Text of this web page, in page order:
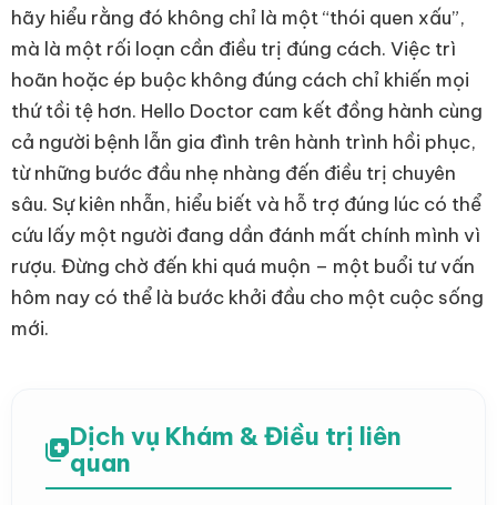
hãy hiểu rằng đó không chỉ là một “thói quen xấu”,
mà là một rối loạn cần điều trị đúng cách. Việc trì
hoãn hoặc ép buộc không đúng cách chỉ khiến mọi
thứ tồi tệ hơn. Hello Doctor cam kết đồng hành cùng
cả người bệnh lẫn gia đình trên hành trình hồi phục,
từ những bước đầu nhẹ nhàng đến điều trị chuyên
sâu. Sự kiên nhẫn, hiểu biết và hỗ trợ đúng lúc có thể
cứu lấy một người đang dần đánh mất chính mình vì
rượu. Đừng chờ đến khi quá muộn – một buổi tư vấn
hôm nay có thể là bước khởi đầu cho một cuộc sống
mới.
Dịch vụ Khám & Điều trị liên
quan